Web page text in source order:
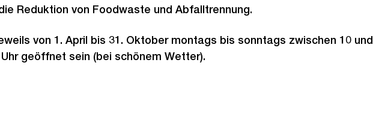
Reduktion von Foodwaste und Abfalltrennung.
von 1. April bis 31. Oktober montags bis sonntags zwischen 10 und
geöffnet sein (bei schönem Wetter).